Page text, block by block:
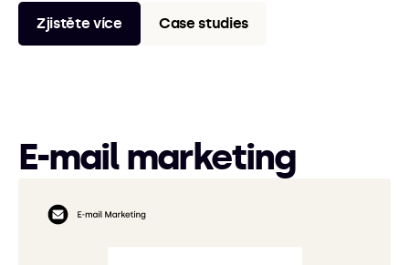
Zjistěte více Case studies
E-mail marketing